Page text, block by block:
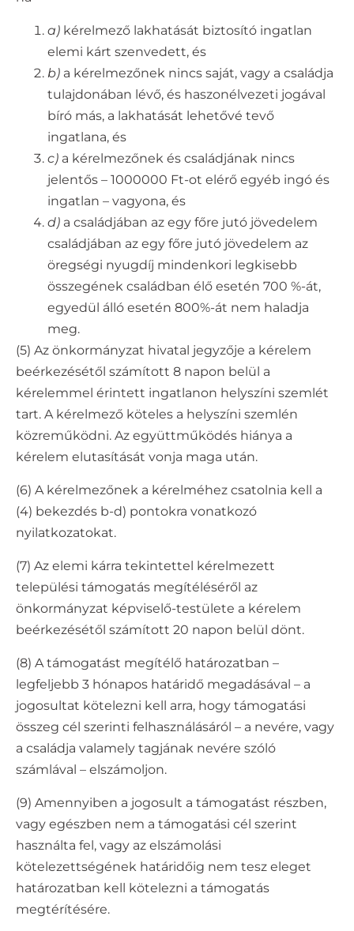
a) kérelmező lakhatását biztosító ingatlan
elemi kárt szenvedett, és
b) a kérelmezőnek nincs saját, vagy a családja
tulajdonában lévő, és haszonélvezeti jogával
bíró más, a lakhatását lehetővé tevő
ingatlana, és
c) a kérelmezőnek és családjának nincs
jelentős – 1000000 Ft-ot elérő egyéb ingó és
ingatlan – vagyona, és
d) a családjában az egy főre jutó jövedelem
családjában az egy főre jutó jövedelem az
öregségi nyugdíj mindenkori legkisebb
összegének családban élő esetén 700 %-át,
egyedül álló esetén 800%-át nem haladja
meg.
(5) Az önkormányzat hivatal jegyzője a kérelem
beérkezésétől számított 8 napon belül a
kérelemmel érintett ingatlanon helyszíni szemlét
tart. A kérelmező köteles a helyszíni szemlén
közreműködni. Az együttműködés hiánya a
kérelem elutasítását vonja maga után.
(6) A kérelmezőnek a kérelméhez csatolnia kell a
(4) bekezdés b-d) pontokra vonatkozó
nyilatkozatokat.
(7) Az elemi kárra tekintettel kérelmezett
települési támogatás megítéléséről az
önkormányzat képviselő-testülete a kérelem
beérkezésétől számított 20 napon belül dönt.
(8) A támogatást megítélő határozatban –
legfeljebb 3 hónapos határidő megadásával – a
jogosultat kötelezni kell arra, hogy támogatási
összeg cél szerinti felhasználásáról – a nevére, vagy
a családja valamely tagjának nevére szóló
számlával – elszámoljon.
(9) Amennyiben a jogosult a támogatást részben,
vagy egészben nem a támogatási cél szerint
használta fel, vagy az elszámolási
kötelezettségének határidőig nem tesz eleget
határozatban kell kötelezni a támogatás
megtérítésére.